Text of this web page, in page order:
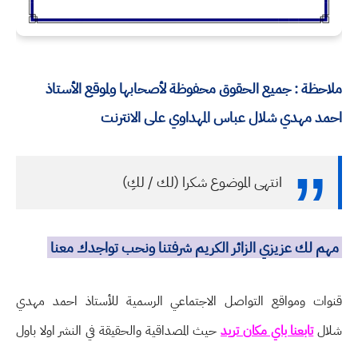
ملاحظة : جميع الحقوق محفوظة لأصحابها ولموقع الأستاذ
احمد مهدي شلال عباس المهداوي على الانترنت
انتهى الموضوع شكرا (لك / لكِ)
مهم لك عزيزي الزائر الكريم شرفتنا ونحب تواجدك معنا
قنوات ومواقع التواصل الاجتماعي الرسمية للأستاذ احمد مهدي
شلالتابعنا باي مكان تريدحيث المصداقية والحقيقة في النشر اولا باول